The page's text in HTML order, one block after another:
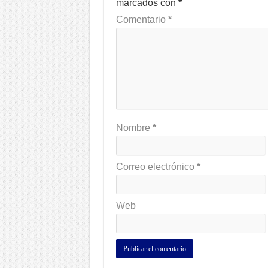
marcados con *
Comentario *
Nombre *
Correo electrónico *
Web